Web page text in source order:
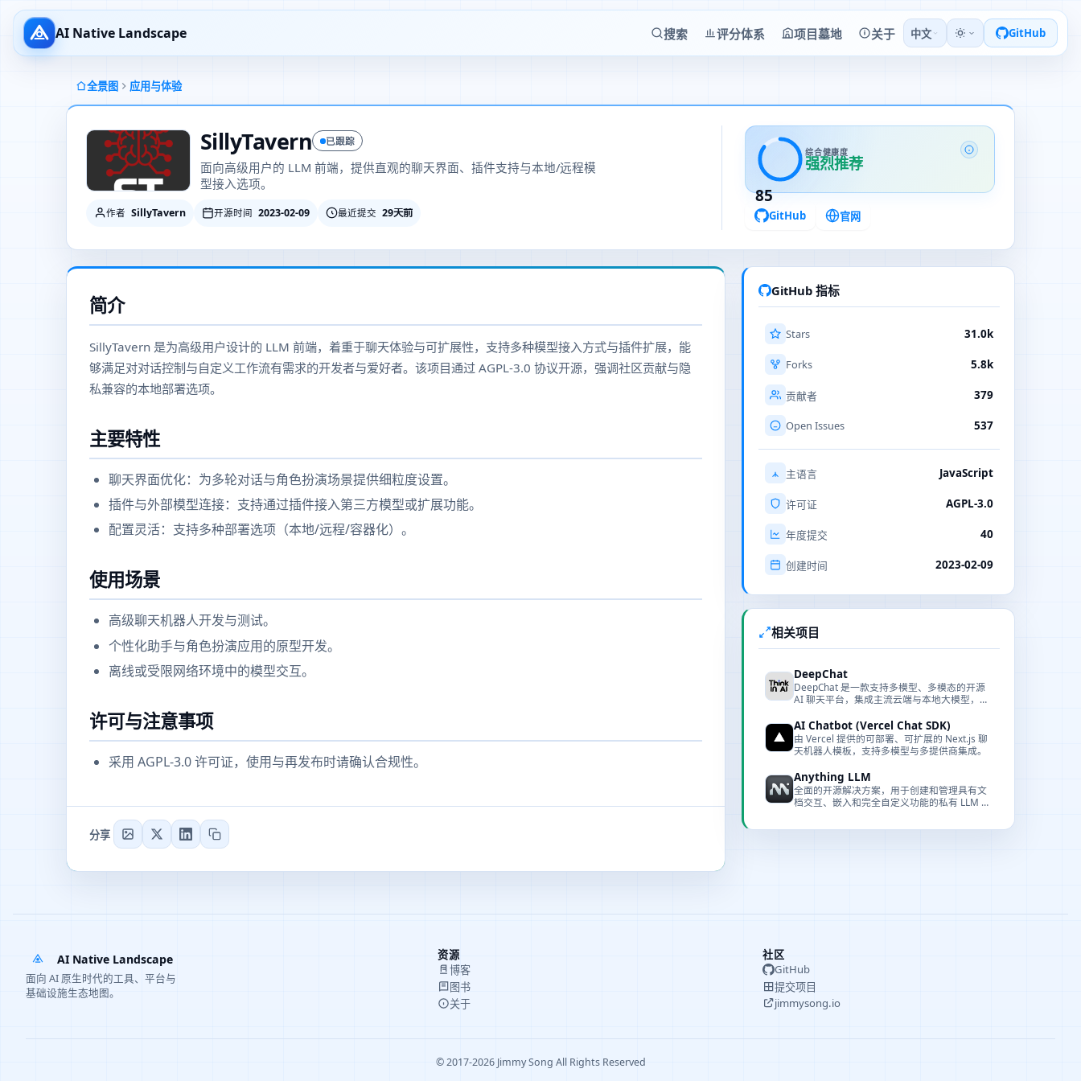
AI Native Landscape 搜索 评分体系 项目墓地 关于 中文 GitHub
全景图 应用与体验
SillyTavern 已跟踪
面向高级用户的 LLM 前端，提供直观的聊天界面、插件支持与本地/远程模
型接入选项。
作者 SillyTavern 开源时间 2023-02-09 最近提交 29天前
85
综合健康度
强烈推荐
GitHub 官网
简介
SillyTavern 是为高级用户设计的 LLM 前端，着重于聊天体验与可扩展性，支持多种模型接入方式与插件扩展，能
够满足对对话控制与自定义工作流有需求的开发者与爱好者。该项目通过 AGPL-3.0 协议开源，强调社区贡献与隐
私兼容的本地部署选项。
主要特性
聊天界面优化：为多轮对话与角色扮演场景提供细粒度设置。
插件与外部模型连接：支持通过插件接入第三方模型或扩展功能。
配置灵活：支持多种部署选项（本地/远程/容器化）。
使用场景
高级聊天机器人开发与测试。
个性化助手与角色扮演应用的原型开发。
离线或受限网络环境中的模型交互。
许可与注意事项
采用 AGPL-3.0 许可证，使用与再发布时请确认合规性。
分享
GitHub 指标
Stars 31.0k
Forks 5.8k
贡献者 379
Open Issues 537
主语言 JavaScript
许可证 AGPL-3.0
年度提交 40
创建时间 2023-02-09
相关项目
DeepChat
DeepChat 是一款支持多模型、多模态的开源
AI 聊天平台，集成主流云端与本地大模型，提
AI Chatbot (Vercel Chat SDK)
由 Vercel 提供的可部署、可扩展的 Next.js 聊
天机器人模板，支持多模型与多提供商集成。
Anything LLM
全面的开源解决方案，用于创建和管理具有文
档交互、嵌入和完全自定义功能的私有 LLM 聊
AI Native Landscape
面向 AI 原生时代的工具、平台与
基础设施生态地图。
资源
博客
图书
关于
社区
GitHub
提交项目
jimmysong.io
© 2017-2026 Jimmy Song All Rights Reserved